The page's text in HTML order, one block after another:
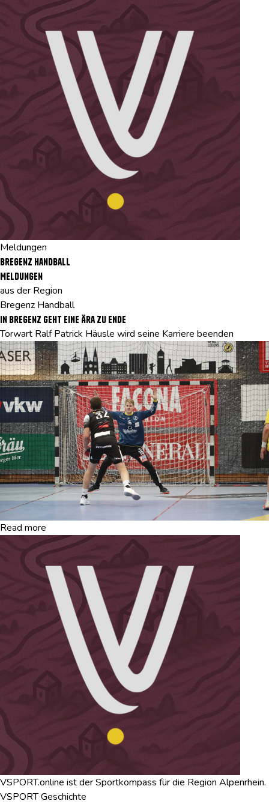
Meldungen
Bregenz Handball
Meldungen
aus der Region
Bregenz Handball
In Bregenz geht eine Ära zu Ende
Torwart Ralf Patrick Häusle wird seine Karriere beenden
Read more
VSPORT.online ist der Sportkompass für die Region Alpenrhein.
VSPORT Geschichte